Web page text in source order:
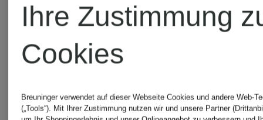
COPENHAGEN
Ihre Zustimmung
Cookies
Breuninger verwendet auf dieser Webseite Cookies und andere Web-
(„Tools“). Mit Ihrer Zustimmung nutzen wir und unsere Partner